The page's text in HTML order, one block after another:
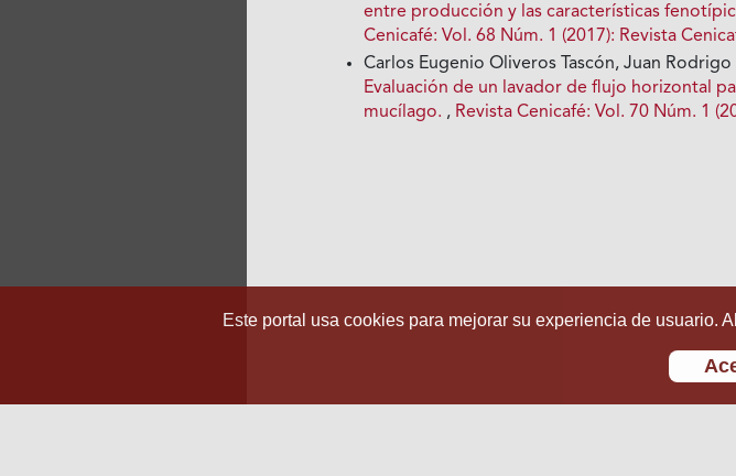
entre producción y las características
Cenicafé: Vol. 68 Núm. 1 (2017): Revista
Carlos Eugenio Oliveros Tascón, Juan
Evaluación de un lavador de flujo horizontal
mucílago. , Revista Cenicafé: Vol. 70 Núm. 1
Este portal usa cookies para mejorar su experiencia de usuario.